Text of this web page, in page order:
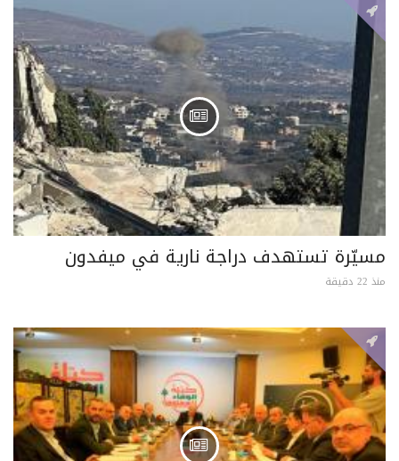
مسيّرة تستهدف دراجة نارية في ميفدون
منذ 22 دقيقة